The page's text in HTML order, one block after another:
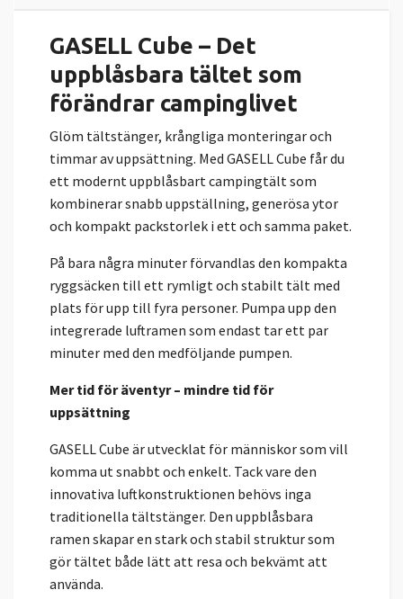
GASELL Cube – Det
uppblåsbara tältet som
förändrar campinglivet
Glöm tältstänger, krångliga monteringar och
timmar av uppsättning. Med GASELL Cube får du
ett modernt uppblåsbart campingtält som
kombinerar snabb uppställning, generösa ytor
och kompakt packstorlek i ett och samma paket.
På bara några minuter förvandlas den kompakta
ryggsäcken till ett rymligt och stabilt tält med
plats för upp till fyra personer. Pumpa upp den
integrerade luftramen som endast tar ett par
minuter med den medföljande pumpen.
Mer tid för äventyr – mindre tid för
uppsättning
GASELL Cube är utvecklat för människor som vill
komma ut snabbt och enkelt. Tack vare den
innovativa luftkonstruktionen behövs inga
traditionella tältstänger. Den uppblåsbara
ramen skapar en stark och stabil struktur som
gör tältet både lätt att resa och bekvämt att
använda.